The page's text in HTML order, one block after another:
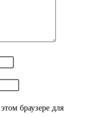
браузере для